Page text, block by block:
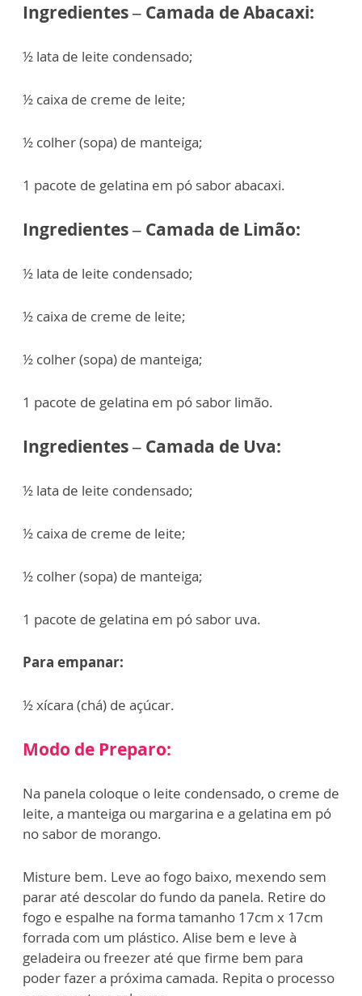
Ingredientes – Camada de Abacaxi:
½ lata de leite condensado;
½ caixa de creme de leite;
½ colher (sopa) de manteiga;
1 pacote de gelatina em pó sabor abacaxi.
Ingredientes – Camada de Limão:
½ lata de leite condensado;
½ caixa de creme de leite;
½ colher (sopa) de manteiga;
1 pacote de gelatina em pó sabor limão.
Ingredientes – Camada de Uva:
½ lata de leite condensado;
½ caixa de creme de leite;
½ colher (sopa) de manteiga;
1 pacote de gelatina em pó sabor uva.
Para empanar:
½ xícara (chá) de açúcar.
Modo de Preparo:
Na panela coloque o leite condensado, o creme de
leite, a manteiga ou margarina e a gelatina em pó
no sabor de morango.
Misture bem. Leve ao fogo baixo, mexendo sem
parar até descolar do fundo da panela. Retire do
fogo e espalhe na forma tamanho 17cm x 17cm
forrada com um plástico. Alise bem e leve à
geladeira ou freezer até que firme bem para
poder fazer a próxima camada. Repita o processo